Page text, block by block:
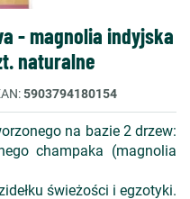
- magnolia indyjska
naturalne
5903794180154
na bazie 2 drzew:
champaka (magnolia
świeżości i egzotyki.